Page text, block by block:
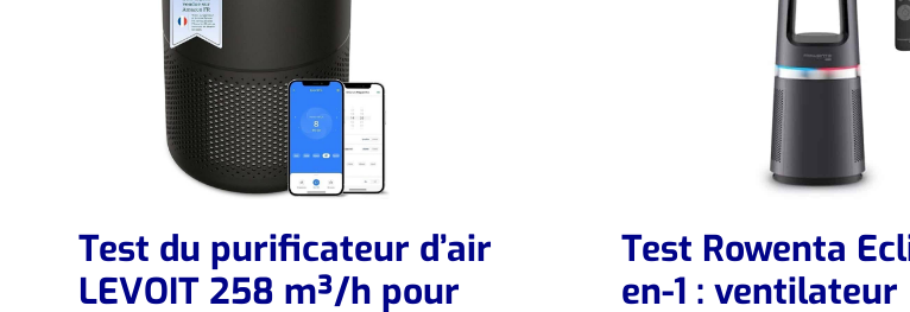
Test du purificateur d’air
LEVOIT 258 m³/h pour
Test Rowenta
en-1 : ventilateur